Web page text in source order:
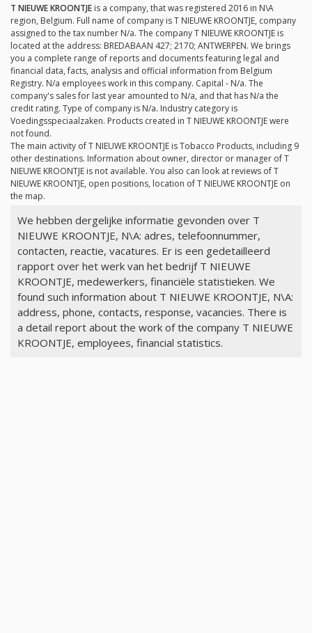
T NIEUWE KROONTJE is a company, that was registered 2016 in N\A
region, Belgium. Full name of company is T NIEUWE KROONTJE, company
assigned to the tax number N/a. The company T NIEUWE KROONTJE is
located at the address: BREDABAAN 427; 2170; ANTWERPEN. We brings
you a complete range of reports and documents featuring legal and
financial data, facts, analysis and official information from Belgium
Registry. N/a employees work in this company. Capital - N/a. The
company's sales for last year amounted to N/a, and that has N/a the
credit rating. Type of company is N/a. Industry category is
Voedingsspeciaalzaken. Products created in T NIEUWE KROONTJE were
not found.
The main activity of T NIEUWE KROONTJE is Tobacco Products, including 9
other destinations. Information about owner, director or manager of T
NIEUWE KROONTJE is not available. You also can look at reviews of T
NIEUWE KROONTJE, open positions, location of T NIEUWE KROONTJE on
the map.
We hebben dergelijke informatie gevonden over T
NIEUWE KROONTJE, N\A: adres, telefoonnummer,
contacten, reactie, vacatures. Er is een gedetailleerd
rapport over het werk van het bedrijf T NIEUWE
KROONTJE, medewerkers, financiële statistieken. We
found such information about T NIEUWE KROONTJE, N\A:
address, phone, contacts, response, vacancies. There is
a detail report about the work of the company T NIEUWE
KROONTJE, employees, financial statistics.